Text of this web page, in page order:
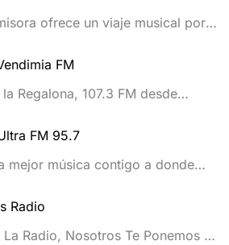
ofrece un viaje musical por
de los años 60 con los éxitos
actual de 2025. Su programación,
FM
Regalona, 107.3 FM desde
FM 95.7
mejor música contigo a donde
Radio
La Radio, Nosotros Te Ponemos El